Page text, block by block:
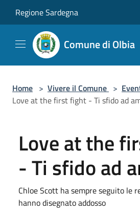
Regione Sardegna
Comune di Olbia
Home > Vivere il Comune >
Love at the first fight - Ti sfido ad
Love at the
- Ti sfido ad
Chloe Scott ha sempre seguito le
hanno disegnato addosso